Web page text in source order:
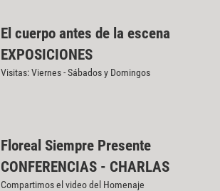
El cuerpo antes de la escena
EXPOSICIONES
Visitas: Viernes - Sábados y Domingos
Floreal Siempre Presente
CONFERENCIAS - CHARLAS
Compartimos el video del Homenaje